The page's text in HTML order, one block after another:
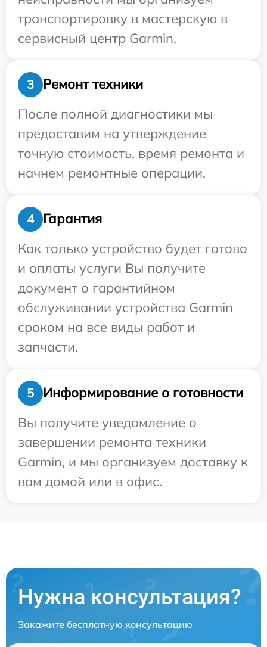
транспортировку в мастерскую в
сервисный центр Garmin.
3
Ремонт техники
После полной диагностики мы
предоставим на утверждение
точную стоимость, время ремонта и
начнем ремонтные операции.
4
Гарантия
Как только устройство будет готово
и оплаты услуги Вы получите
документ о гарантийном
обслуживании устройства Garmin
сроком на все виды работ и
запчасти.
5
Информирование о готовности
Вы получите уведомление о
завершении ремонта техники
Garmin, и мы организуем доставку к
вам домой или в офис.
Нужна консультация?
Закажите бесплатную консультацию